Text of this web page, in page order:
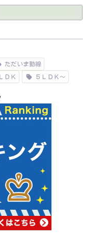
ただいま動線
ＤＫ ５ＬＤＫ～